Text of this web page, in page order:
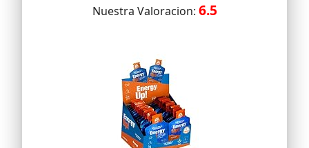
Nuestra Valoracion: 6.5